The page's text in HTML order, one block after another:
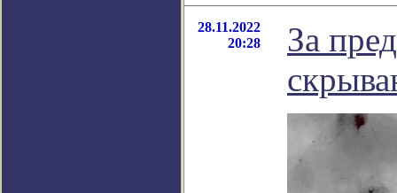
28.11.2022
20:28
За